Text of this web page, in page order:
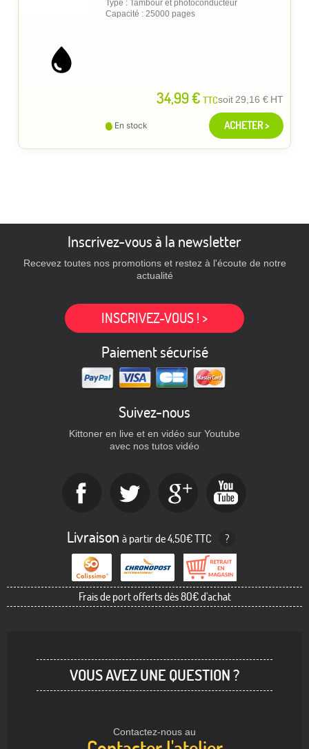
Type : Tambour et photoconducteur
Capacité : 25000 pages
34,99 € TTCsoit29,16 € HT
En stock ACHETER >
Inscrivez-vous à la newsletter
Recevez toutes nos promotions et restez à l'écoute de notre
actualité
INSCRIVEZ-VOUS ! >
Paiement sécurisé
Suivez-nous
Kittoner en live et en vidéo sur Youtube
avec nos tutos vidéo
Livraison à partir de 4,50€ TTC ?
Frais de port offerts dès 80€ d'achat
VOUS AVEZ UNE QUESTION ?
Contactez-nous au